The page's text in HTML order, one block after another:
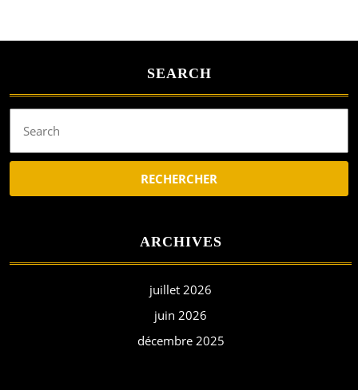
SEARCH
for:
ARCHIVES
juillet 2026
juin 2026
décembre 2025